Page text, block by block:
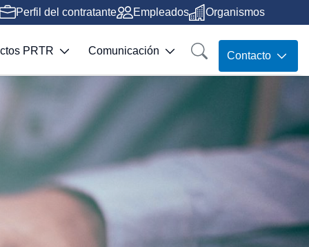
Perfil del contratante Empleados Organismos
PRTR Comunicación Contacto